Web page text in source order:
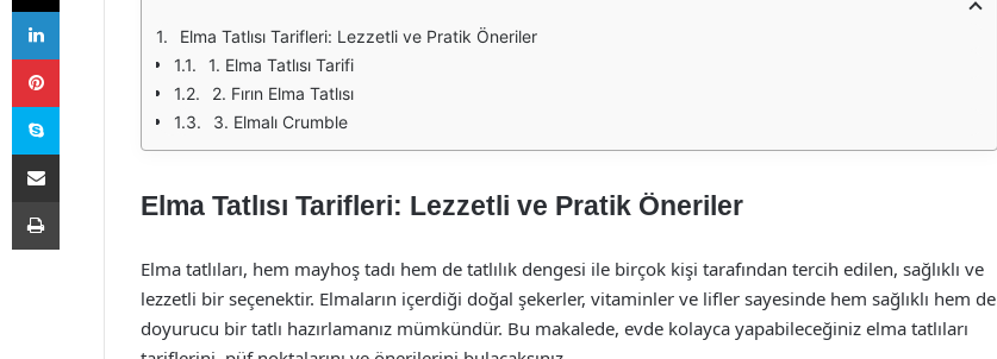
Elma Tatlısı Tarifleri: Lezzetli ve Pratik Öneriler
1. Elma Tatlısı Tarifi
2. Fırın Elma Tatlısı
3. Elmalı Crumble
Elma Tatlısı Tarifleri: Lezzetli ve Pratik Öneriler
Elma tatlıları, hem mayhoş tadı hem de tatlılık dengesi ile birçok kişi tarafından tercih edilen, sağlıklı ve
lezzetli bir seçenektir. Elmaların içerdiği doğal şekerler, vitaminler ve lifler sayesinde hem sağlıklı hem de
doyurucu bir tatlı hazırlamanız mümkündür. Bu makalede, evde kolayca yapabileceğiniz elma tatlıları
LinkedIn
Pinterest
Skype
E-Posta ile paylaş